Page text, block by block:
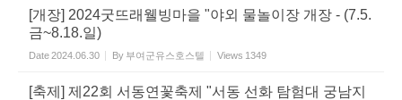
[개장] 2024굿뜨래웰빙마을 "야외 물놀이장 개장 - (7.5.
금~8.18.일)
Date2024.06.30 By 부여군유스호스텔 Views 1349
[축제] 제22회 서동연꽃축제 "서동 선화 탐험대 궁남지